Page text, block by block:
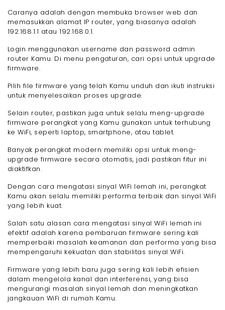
Caranya adalah dengan membuka browser web dan
memasukkan alamat IP router, yang biasanya adalah
192.168.1.1 atau 192.168.0.1.
Login menggunakan username dan password admin
router Kamu. Di menu pengaturan, cari opsi untuk upgrade
firmware.
Pilih file firmware yang telah Kamu unduh dan ikuti instruksi
untuk menyelesaikan proses upgrade.
Selain router, pastikan juga untuk selalu meng-upgrade
firmware perangkat yang Kamu gunakan untuk terhubung
ke WiFi, seperti laptop, smartphone, atau tablet.
Banyak perangkat modern memiliki opsi untuk meng-
upgrade firmware secara otomatis, jadi pastikan fitur ini
diaktifkan.
Dengan cara mengatasi sinyal WiFi lemah ini, perangkat
Kamu akan selalu memiliki performa terbaik dan sinyal WiFi
yang lebih kuat.
Salah satu alasan cara mengatasi sinyal WiFi lemah ini
efektif adalah karena pembaruan firmware sering kali
memperbaiki masalah keamanan dan performa yang bisa
mempengaruhi kekuatan dan stabilitas sinyal WiFi.
Firmware yang lebih baru juga sering kali lebih efisien
dalam mengelola kanal dan interferensi, yang bisa
mengurangi masalah sinyal lemah dan meningkatkan
jangkauan WiFi di rumah Kamu.